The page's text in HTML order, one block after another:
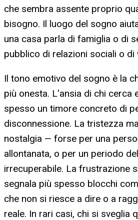
che sembra assente proprio
bisogno. Il luogo del sogno
una casa parla di famiglia o di
pubblico di relazioni sociali o di
Il tono emotivo del sogno è la
più onesta. L'ansia di chi cerca
spesso un timore concreto di
disconnessione. La tristezza
nostalgia — forse per una
allontanata, o per un periodo
irrecuperabile. La frustrazione
segnala più spesso blocchi
che non si riesce a dire o a
reale. In rari casi, chi si sveglia